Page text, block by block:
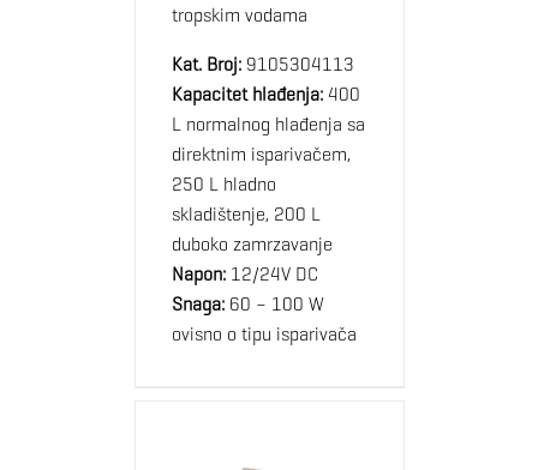
tropskim vodama
Kat. Broj:9105304113
Kapacitet hlađenja:400
L normalnog hlađenja sa
direktnim isparivačem,
250 L hladno
skladištenje, 200 L
duboko zamrzavanje
Napon:12/24V DC
Snaga:60 – 100 W
ovisno o tipu isparivača